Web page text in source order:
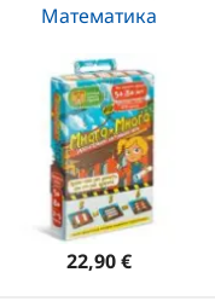
Математика
22,90 €